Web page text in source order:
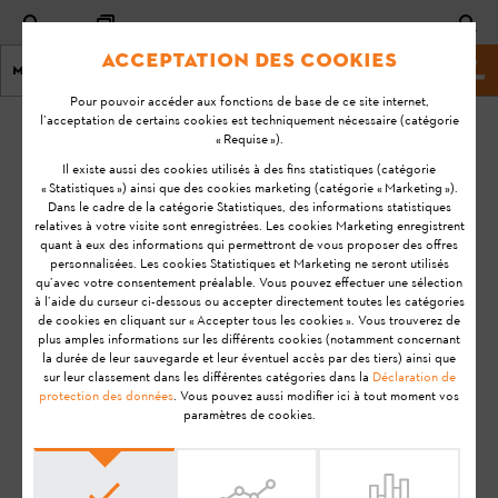
Menu Site Web de STIHL
Page d'accueil KA-01136
Est-ce que je peux
également utiliser
un STIHL Smart
Connector sans
smartphone ?
STIHL Connected
Dernière
mise à
jour:
11-09-
20
FAQ
Utilisation
l'utilisation, de le mettre en service, de le nettoyer, de le
transporter, de le stocker, de l'entretenir, de le réparer, de le
Acceptation des cookies
Pour pouvoir accéder aux fonctions de base de ce site internet,
l’acceptation de certains cookies est techniquement nécessaire (catégorie
« Requise »).
Il existe aussi des cookies utilisés à des fins statistiques (catégorie
« Statistiques ») ainsi que des cookies marketing (catégorie « Marketing »).
Dans le cadre de la catégorie Statistiques, des informations statistiques
relatives à votre visite sont enregistrées. Les cookies Marketing enregistrent
quant à eux des informations qui permettront de vous proposer des offres
personnalisées. Les cookies Statistiques et Marketing ne seront utilisés
qu’avec votre consentement préalable. Vous pouvez effectuer une sélection
à l’aide du curseur ci-dessous ou accepter directement toutes les catégories
de cookies en cliquant sur « Accepter tous les cookies ». Vous trouverez de
plus amples informations sur les différents cookies (notamment concernant
la durée de leur sauvegarde et leur éventuel accès par des tiers) ainsi que
sur leur classement dans les différentes catégories dans la Déclaration de
protection des données. Vous pouvez aussi modifier ici à tout moment vos
paramètres de cookies.